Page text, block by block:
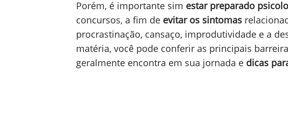
Porém, é importante sim estar preparado
concursos, a fim de evitar os sintomas
procrastinação, cansaço, improdutividade e a
matéria, você pode conferir as principais
geralmente encontra em sua jornada e dicas